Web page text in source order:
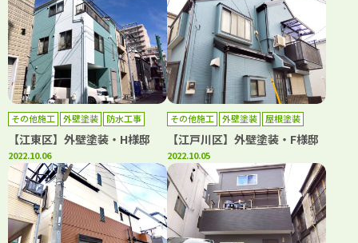
その他施工 外壁塗装 防水工事
【江東区】外壁塗装・H様邸
2022.10.06
その他施工 外壁塗装 屋根塗装
【江戸川区】外壁塗装・F様邸
2022.10.05